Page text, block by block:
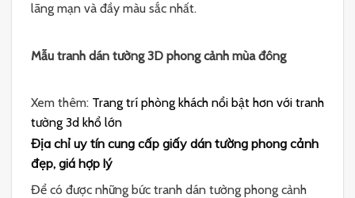
lãng mạn và đầy màu sắc nhất.
Mẫu tranh dán tường 3D phong cảnh mùa đông
Xem thêm: Trang trí phòng khách nổi bật hơn với tranh
tường 3d khổ lớn
Địa chỉ uy tín cung cấp giấy dán tường phong cảnh
đẹp, giá hợp lý
Để có được những bức tranh dán tường phong cảnh